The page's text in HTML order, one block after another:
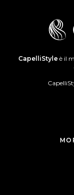
CapelliStyleè il